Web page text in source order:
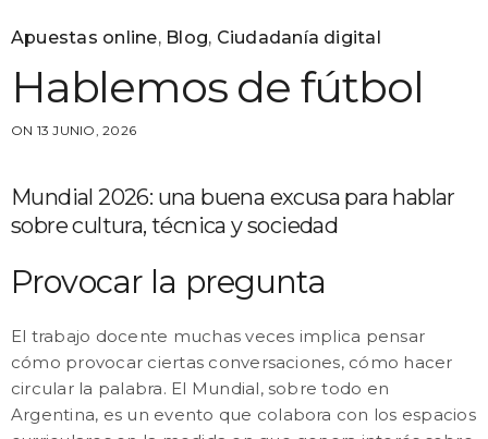
Apuestas online, Blog, Ciudadanía digital
Hablemos de fútbol
ON 13 JUNIO, 2026
Mundial 2026: una buena excusa para hablar
sobre cultura, técnica y sociedad
Provocar la pregunta
El trabajo docente muchas veces implica pensar
cómo provocar ciertas conversaciones, cómo hacer
circular la palabra. El Mundial, sobre todo en
Argentina, es un evento que colabora con los espacios